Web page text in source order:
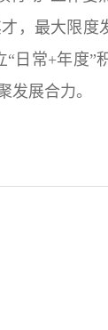
，最大限
日常+年度
发展合力。